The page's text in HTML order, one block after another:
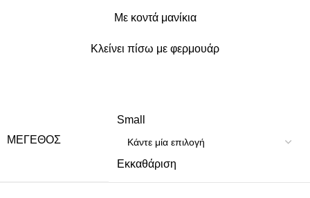
Με κοντά μανίκια
Κλείνει πίσω με φερμουάρ
ΜΈΓΕΘΟΣ
Small
Εκκαθάριση